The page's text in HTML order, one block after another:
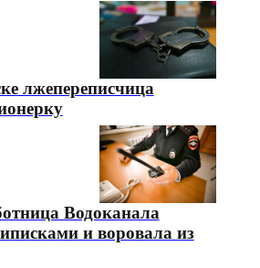
лжепереписчица
Водоканала
и воровала из